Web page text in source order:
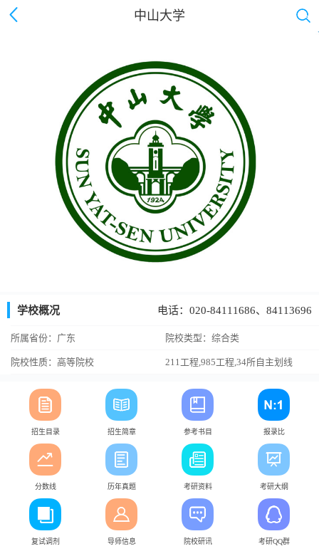
中山大学
学校概况 电话：020-84111686、84113696
所属省份：广东 院校类型：综合类
院校性质：高等院校 211工程,985工程,34所自主划线
招生目录 招生简章 参考书目 报录比
分数线 历年真题 考研资料 考研大纲
复试调剂 导师信息 院校研讯 考研QQ群